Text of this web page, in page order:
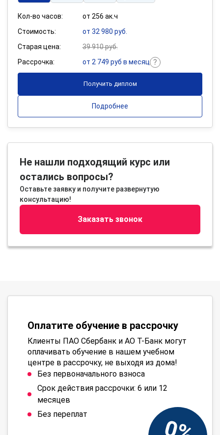
Кол-во часов:
от 256 ак.ч
Стоимость:
от 32 980 руб.
Старая цена:
39 910 руб.
Рассрочка:
от 2 749 руб в месяц
Получить диплом
Подробнее
Не нашли подходящий курс или
остались вопросы?
Оставьте заявку и получите развернутую
консультацию!
Заказать звонок
Оплатите обучение в рассрочку
Клиенты ПАО Сбербанк и АО Т-Банк могут
оплачивать обучение в нашем учебном
центре в рассрочку, не выходя из дома!
Без первоначального взноса
Срок действия рассрочки: 6 или 12
месяцев
Без переплат